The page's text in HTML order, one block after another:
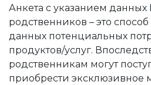
Анкета с указанием
родственников – это
данных потенциальных
продуктов/услуг.
родственникам могут
приобрести эксклюзивное